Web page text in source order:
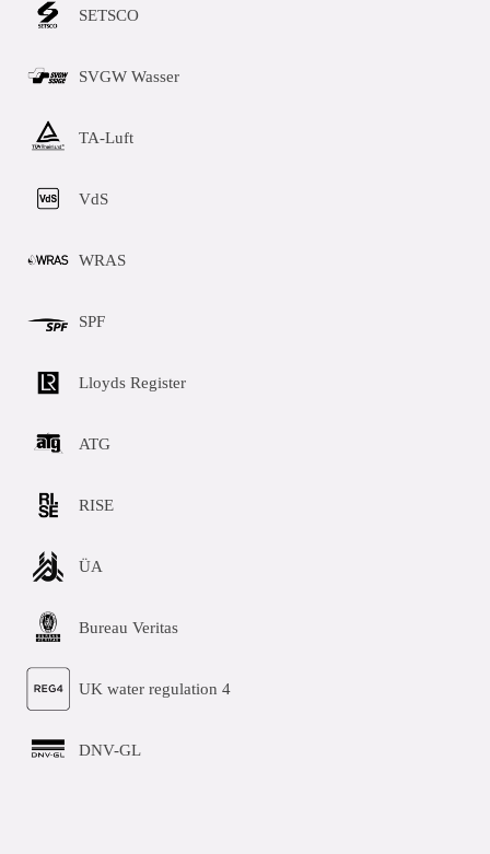
SETSCO
SVGW Wasser
TA-Luft
VdS
WRAS
SPF
Lloyds Register
ATG
RISE
ÜA
Bureau Veritas
UK water regulation 4
DNV-GL